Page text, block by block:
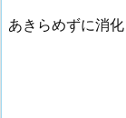
あきらめずに消